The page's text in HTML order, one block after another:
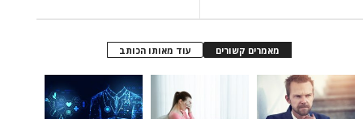
מאמרים קשורים עוד מאותו הכותב